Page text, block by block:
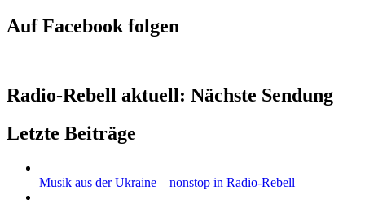
Auf Facebook folgen
Radio-Rebell aktuell: Nächste Sendung
Letzte Beiträge
Musik aus der Ukraine – nonstop in Radio-Rebell